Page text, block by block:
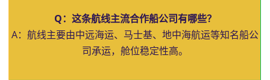
Q：这条航线主流合作船公司有哪些？
A：航线主要由中远海运、马士基、地中海航运等知名船公
司承运，舱位稳定性高。